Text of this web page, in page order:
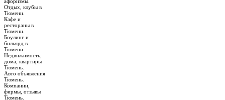
Отдых, клубы в
Тюмени.
Кафе и
рестораны в
Тюмени.
Боулинг и
бильярд в
Тюмени.
Недвижимость,
дома, квартиры
Тюмень.
Авто объявления
Тюмень.
Компании,
фирмы, отзывы
Тюмень.